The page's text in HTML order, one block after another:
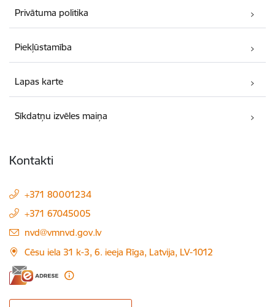
Privātuma politika
Piekļūstamība
Lapas karte
Sīkdatņu izvēles maiņa
Kontakti
+371 80001234
+371 67045005
E-pasts:
nvd@vmnvd.gov.lv
Cēsu iela 31 k-3, 6. ieeja Rīga, Latvija, LV-1012